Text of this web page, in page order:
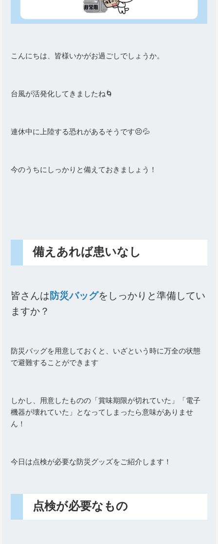
こんにちは、皆様いかがお過ごしでしょうか。
台風が活発化してきましたね🌀
連休中に上陸する恐れがあるそうです😣💦
今のうちにしっかりと備えておきましょう！
備えあれば患いなし
皆さんは 防災バッグをしっかりと準備してい
ますか？
防災バッグを用意しておくと、いざという時に万全の状態
で避難することができます
しかし、用意したものの「賞味期限が切れていた」「電子
機器が壊れていた」となってしまったら意味がありませ
ん！
今日は点検が必要な防災グッズをご紹介します！
点検が必要なもの